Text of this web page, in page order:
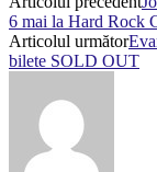
6 mai la Hard Rock
Articolul următor
bilete SOLD OUT